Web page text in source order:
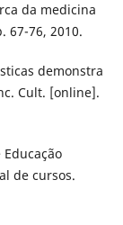
da medicina
67-76, 2010.
demonstra
Cult. [online].
de cursos.